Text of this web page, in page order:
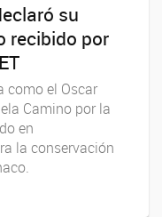
su
recibido por
como el Oscar
Camino por la
en
la conservación